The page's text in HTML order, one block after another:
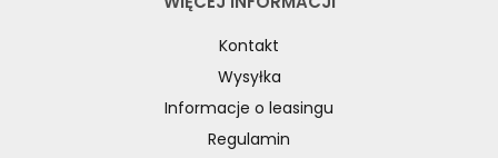
Kontakt
Wysyłka
Informacje o leasingu
Regulamin